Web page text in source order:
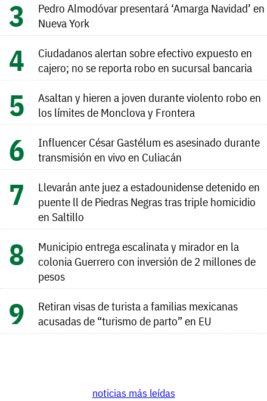
Pedro Almodóvar presentará ‘Amarga Navidad’ en
Nueva York
Ciudadanos alertan sobre efectivo expuesto en
cajero; no se reporta robo en sucursal bancaria
Asaltan y hieren a joven durante violento robo en
los límites de Monclova y Frontera
Influencer César Gastélum es asesinado durante
transmisión en vivo en Culiacán
Llevarán ante juez a estadounidense detenido en
puente ll de Piedras Negras tras triple homicidio
en Saltillo
Municipio entrega escalinata y mirador en la
colonia Guerrero con inversión de 2 millones de
pesos
Retiran visas de turista a familias mexicanas
acusadas de “turismo de parto” en EU
noticias más leídas